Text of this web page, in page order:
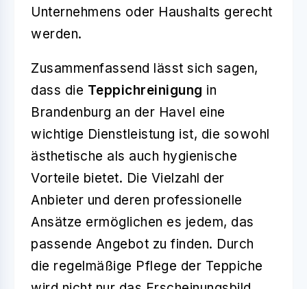
Unternehmens oder Haushalts gerecht
werden.
Zusammenfassend lässt sich sagen,
dass die Teppichreinigung in
Brandenburg an der Havel eine
wichtige Dienstleistung ist, die sowohl
ästhetische als auch hygienische
Vorteile bietet. Die Vielzahl der
Anbieter und deren professionelle
Ansätze ermöglichen es jedem, das
passende Angebot zu finden. Durch
die regelmäßige Pflege der Teppiche